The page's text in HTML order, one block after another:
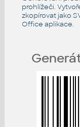
prohlížeči.
zkopírovat jako
Office aplikace.